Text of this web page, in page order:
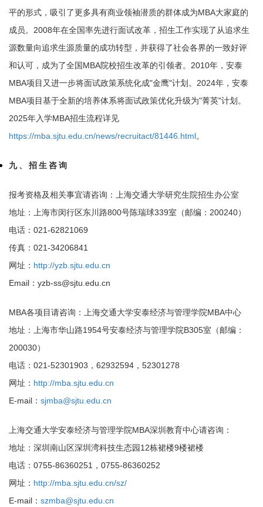
平的形式，吸引了更多具有商业领袖潜质的群体成为MBA大家庭的
成员。2008年在全国率先进行面试改革，招生工作实现了从追求生
源数量向追求生源质量的成功转型，并获得了社会各界的一致好评
和认可，成为了全国MBA院校招生改革的引领者。2010年，安泰
MBA项目又进一步将面试政策系统化成"金鹰"计划。2024年，安泰
MBA项目基于全新的培养体系将面试政策优化升级为"菁英"计划。
2025年入学MBA招生流程详见
https://mba.sjtu.edu.cn/news/recruitact/81446.html。
九、招生咨询
报考资格及相关事宜请咨询：上海交通大学研究生院招生办公室
地址：上海市闵行区东川路800号陈瑞球339室（邮编：200240）
电话：021-62821069
传真：021-34206841
网址： http://yzb.sjtu.edu.cn
Email：yzb-ss@sjtu.edu.cn
MBA各项目请咨询：上海交通大学安泰经济与管理学院MBA中心
地址：上海市华山路1954号安泰经济与管理学院B305室（邮编：
200030）
电话：021-52301903，62932594，52301278
网址： http://mba.sjtu.edu.cn
E-mail： sjmba@sjtu.edu.cn
上海交通大学安泰经济与管理学院MBA深圳教育中心请咨询：
地址：深圳南山区深圳湾科技生态园12栋裙楼9楼裙楼
电话：0755-86360251，0755-86360252
网址： http://mba.sjtu.edu.cn/sz/
E-mail： szmba@sjtu.edu.cn